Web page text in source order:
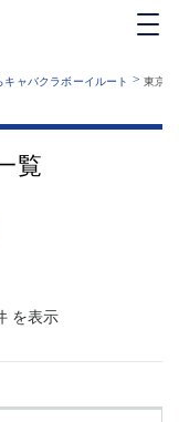
ャバクラボーイルート > 東京
覧
を表示